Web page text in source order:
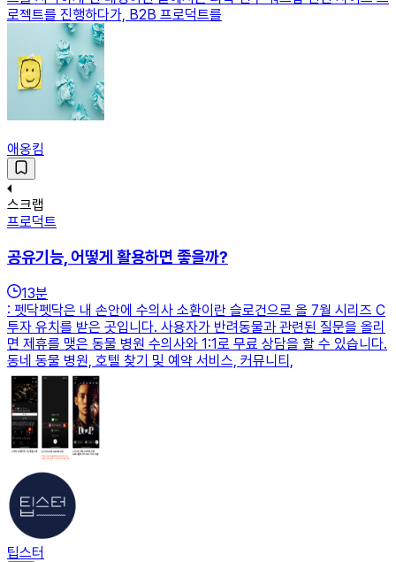
로젝트를 진행하다가, B2B 프로덕트를
애옹킴
스크랩
프로덕트
공유기능, 어떻게 활용하면 좋을까?
13분
: 펫닥펫닥은 내 손안에 수의사 소환이란 슬로건으로 올 7월 시리즈 C
투자 유치를 받은 곳입니다. 사용자가 반려동물과 관련된 질문을 올리
면 제휴를 맺은 동물 병원 수의사와 1:1로 무료 상담을 할 수 있습니다.
동네 동물 병원, 호텔 찾기 및 예약 서비스, 커뮤니티,
팁스터